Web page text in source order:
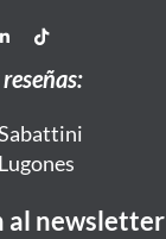
al newsletter